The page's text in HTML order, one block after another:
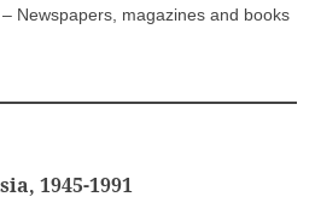
Newspapers, magazines and books
1945-1991